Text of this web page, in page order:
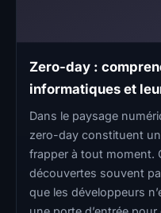
Zero-day :
informatiques et
Dans le paysage
zero-day constituent
frapper à tout moment.
découvertes souvent
que les développeurs